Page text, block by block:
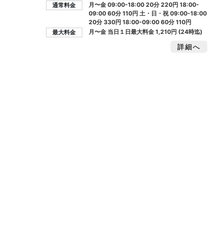
通常料金
月〜金 09:00-18:00 20分 220円 18:00-
09:00 60分 110円 土・日・祝 09:00-18:00
20分 330円 18:00-09:00 60分 110円
最大料金
月〜金 当日１日最大料金1,210円 (24時迄)
詳細へ